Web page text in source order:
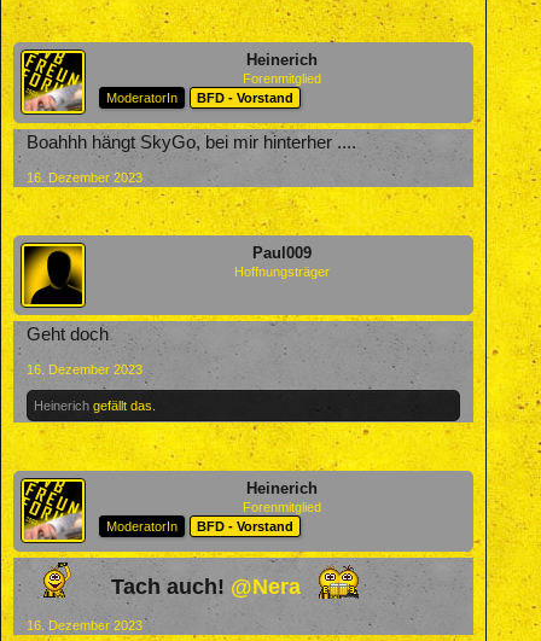
Heinerich
Forenmitglied
ModeratorIn
BFD - Vorstand
Boahhh hängt SkyGo, bei mir hinterher ....
16. Dezember 2023
Paul009
Hoffnungsträger
Geht doch
16. Dezember 2023
Heinerich gefällt das.
Heinerich
Forenmitglied
ModeratorIn
BFD - Vorstand
Tach auch! @Nera
16. Dezember 2023